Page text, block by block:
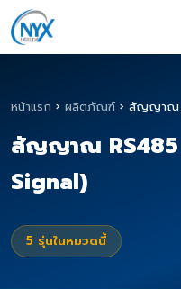
หน้าแรก › ผลิตภัณฑ์ › สัญญาณ
สัญญาณ RS485
Signal)
5 รุ่นในหมวดนี้